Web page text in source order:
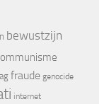
bewustzijn
fraude genocide
internet